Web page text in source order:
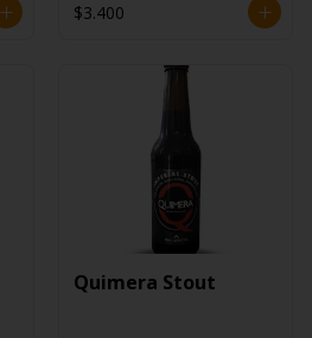
$3.400
Quimera Stout